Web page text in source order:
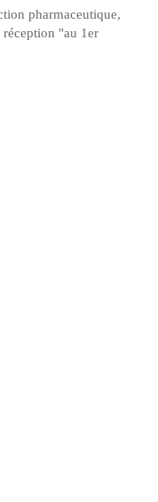
pharmaceutique,
"au 1er